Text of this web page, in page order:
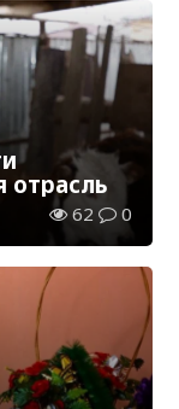
отрасль
62 0